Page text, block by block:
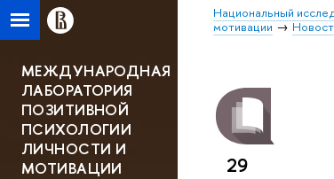
Национальный
мотивации
МЕЖДУНАРОДНАЯ
ЛАБОРАТОРИЯ
ПОЗИТИВНОЙ
ПСИХОЛОГИИ
ЛИЧНОСТИ И
МОТИВАЦИИ
29